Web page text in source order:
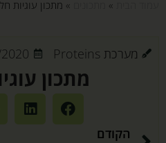
»
» מתכון עוגיות
מערכת Proteins
מתכון
הקודם